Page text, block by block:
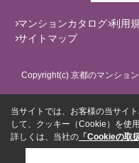
マンションカタログ 利用
サイトマップ
Copyright(c) 京都のマンショ
当サイトでは、お客様の当サイ
して、クッキー（Cookie）を使
詳しくは、当社の 「Cookieの取